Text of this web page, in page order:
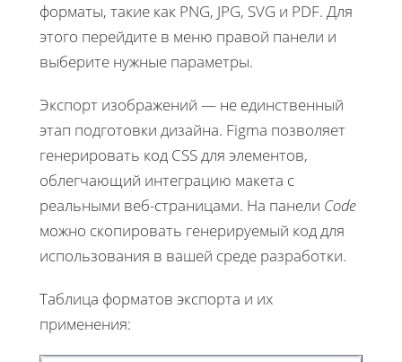
форматы, такие как PNG, JPG, SVG и PDF. Для
этого перейдите в меню правой панели и
выберите нужные параметры.
Экспорт изображений — не единственный
этап подготовки дизайна. Figma позволяет
генерировать код CSS для элементов,
облегчающий интеграцию макета с
реальными веб-страницами. На панели Code
можно скопировать генерируемый код для
использования в вашей среде разработки.
Таблица форматов экспорта и их
применения: